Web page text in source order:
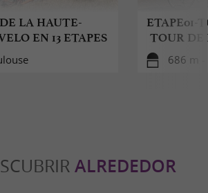
LA HAUTE-
EN 13 ETAPES
ETAPE01-
TOUR DE
686 m -
ALREDEDOR